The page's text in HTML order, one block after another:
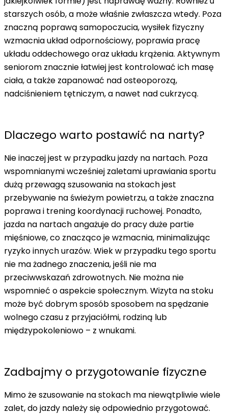
starszych osób, a może właśnie zwłaszcza wtedy. Poza
znaczną poprawą samopoczucia, wysiłek fizyczny
wzmacnia układ odpornościowy, poprawia pracę
układu oddechowego oraz układu krążenia. Aktywnym
seniorom znacznie łatwiej jest kontrolować ich masę
ciała, a także zapanować nad osteoporozą,
nadciśnieniem tętniczym, a nawet nad cukrzycą.
Dlaczego warto postawić na narty?
Nie inaczej jest w przypadku jazdy na nartach. Poza
wspomnianymi wcześniej zaletami uprawiania sportu
dużą przewagą szusowania na stokach jest
przebywanie na świeżym powietrzu, a także znaczna
poprawa i trening koordynacji ruchowej. Ponadto,
jazda na nartach angażuje do pracy duże partie
mięśniowe, co znacząco je wzmacnia, minimalizując
ryzyko innych urazów. Wiek w przypadku tego sportu
nie ma żadnego znaczenia, jeśli nie ma
przeciwwskazań zdrowotnych. Nie można nie
wspomnieć o aspekcie społecznym. Wizyta na stoku
może być dobrymsposób sposobem na spędzanie
wolnego czasu z przyjaciółmi, rodziną lub
międzypokoleniowo – z wnukami.
Zadbajmy o przygotowanie fizyczne
Mimo że szusowanie na stokach ma niewątpliwie wiele
zalet, do jazdy należy się odpowiednio przygotować.